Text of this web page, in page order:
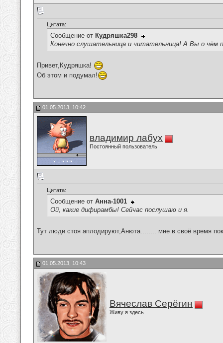
Цитата:
Сообщение от Кудряшка298
Конечно слушательница и читательница! А Вы о чём
Привет,Кудряшка!
Об этом и подумал!
01.05.2013, 10:42
владимир лабух
Постоянный пользователь
Цитата:
Сообщение от Анна-1001
Ой, какие дифирамбы! Сейчас послушаю и я.
Тут люди стоя аплодируют,Анюта........ мне в своё время
01.05.2013, 10:43
Вячеслав Серёгин
Живу я здесь